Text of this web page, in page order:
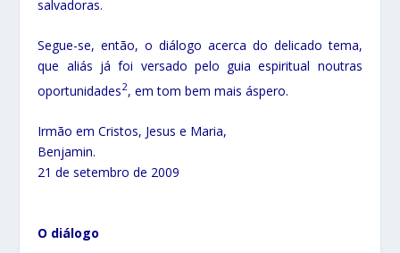
salvadoras.
Segue-se, então, o diálogo acerca do delicado tema,
que aliás já foi versado pelo guia espiritual noutras
oportunidades2, em tom bem mais áspero.
Irmão em Cristos, Jesus e Maria,
Benjamin.
21 de setembro de 2009
O diálogo